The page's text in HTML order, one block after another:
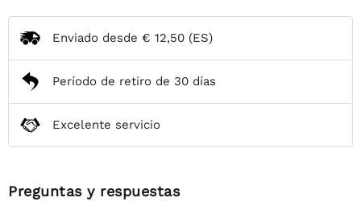
Enviado desde € 12,50 (ES)
Período de retiro de 30 días
Excelente servicio
Preguntas y respuestas